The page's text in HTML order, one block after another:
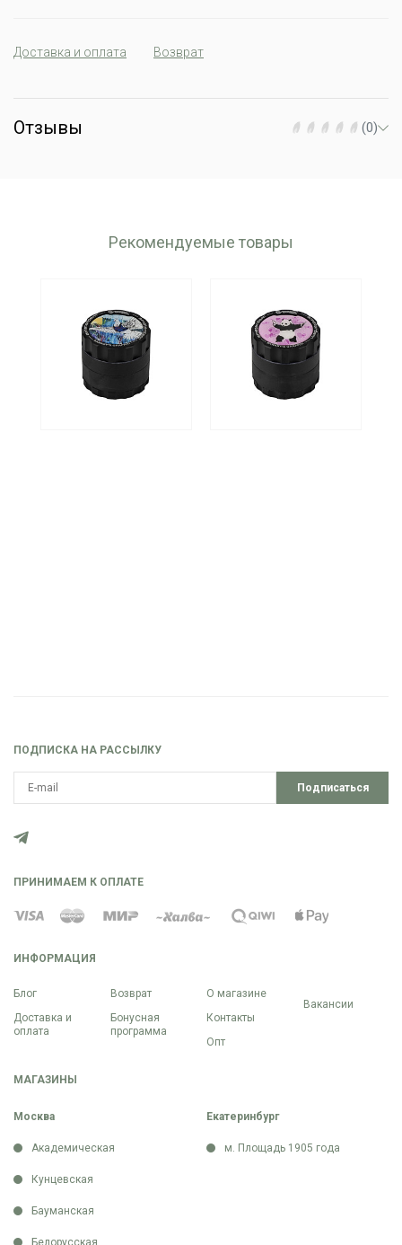
Доставка и оплата Возврат
Отзывы (0)
Рекомендуемые товары
ИНФОРМАЦИЯ
Блог
Доставка и
оплата
Возврат
Бонусная
программа
О магазине
Контакты
Опт
Вакансии
МАГАЗИНЫ
Москва
Академическая
Кунцевская
Бауманская
Белорусская
Екатеринбург
м. Площадь 1905 года
ПОДПИСКА НА РАССЫЛКУ
Подписаться
ПРИНИМАЕМ К ОПЛАТЕ